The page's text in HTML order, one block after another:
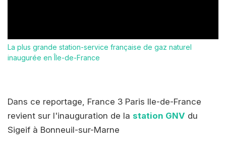
La plus grande station-service française de gaz naturel
inaugurée en Île-de-France
Dans ce reportage, France 3 Paris Ile-de-France
revient sur l'inauguration de la station GNV du
Sigeif à Bonneuil-sur-Marne